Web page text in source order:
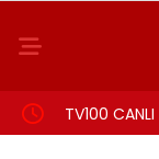
TV100